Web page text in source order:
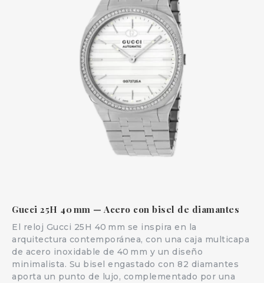
Gucci 25H 40 mm — Acero con bisel de diamantes
El reloj Gucci 25H 40 mm se inspira en la
arquitectura contemporánea, con una caja multicapa
de acero inoxidable de 40 mm y un diseño
minimalista. Su bisel engastado con 82 diamantes
aporta un punto de lujo, complementado por una